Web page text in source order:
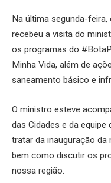
Na última segunda-feira,
recebeu a visita do
os programas do
Minha Vida, além de
saneamento básico e
O ministro esteve
das Cidades e da equipe
tratar da inauguração da
bem como discutir os
nossa região.